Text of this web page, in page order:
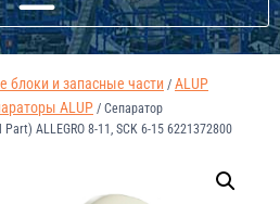
блоки и запасные части / ALUP
ALUP / Сепаратор
ALLEGRO 8-11, SCK 6-15 6221372800